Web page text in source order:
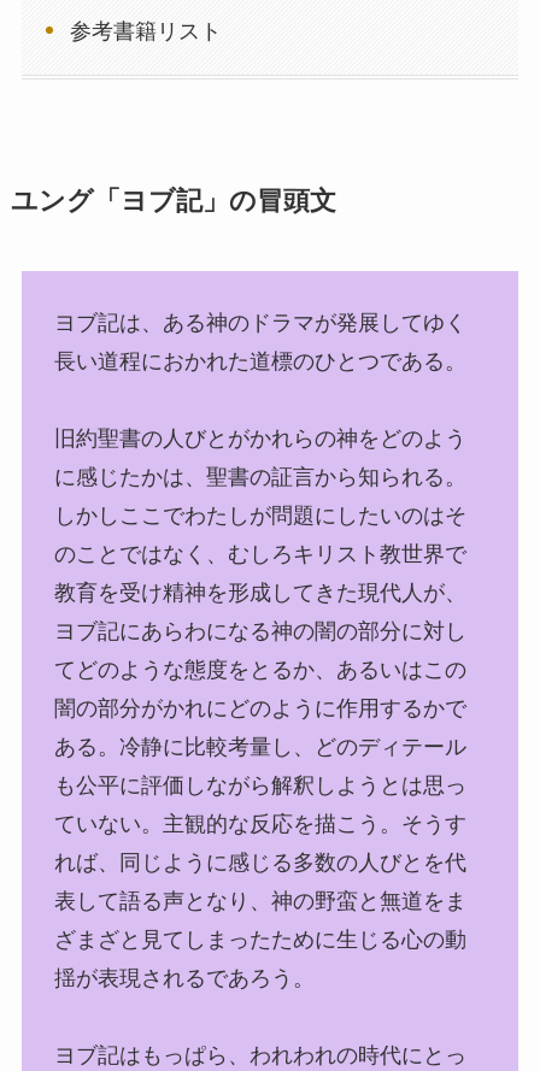
参考書籍リスト
ユング「ヨブ記」の冒頭文
ヨブ記は、ある神のドラマが発展してゆく
長い道程におかれた道標のひとつである。
旧約聖書の人びとがかれらの神をどのよう
に感じたかは、聖書の証言から知られる。
しかしここでわたしが問題にしたいのはそ
のことではなく、むしろキリスト教世界で
教育を受け精神を形成してきた現代人が、
ヨブ記にあらわになる神の闇の部分に対し
てどのような態度をとるか、あるいはこの
闇の部分がかれにどのように作用するかで
ある。冷静に比較考量し、どのディテール
も公平に評価しながら解釈しようとは思っ
ていない。主観的な反応を描こう。そうす
れば、同じように感じる多数の人びとを代
表して語る声となり、神の野蛮と無道をま
ざまざと見てしまったために生じる心の動
揺が表現されるであろう。
ヨブ記はもっぱら、われわれの時代にとっ